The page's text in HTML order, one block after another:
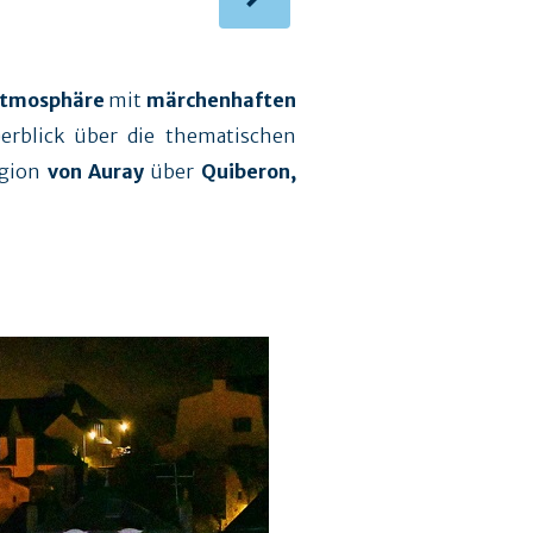
mit märchenhaften
über die thematischen
von Auray über Quiberon,